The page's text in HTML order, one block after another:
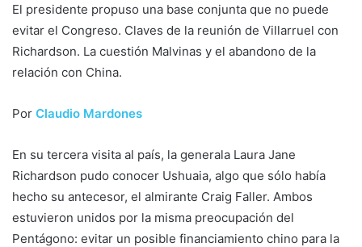
El presidente propuso una base conjunta que no puede
evitar el Congreso. Claves de la reunión de Villarruel con
Richardson. La cuestión Malvinas y el abandono de la
relación con China.
Por Claudio Mardones
En su tercera visita al país, la generala Laura Jane
Richardson pudo conocer Ushuaia, algo que sólo había
hecho su antecesor, el almirante Craig Faller. Ambos
estuvieron unidos por la misma preocupación del
Pentágono: evitar un posible financiamiento chino para la